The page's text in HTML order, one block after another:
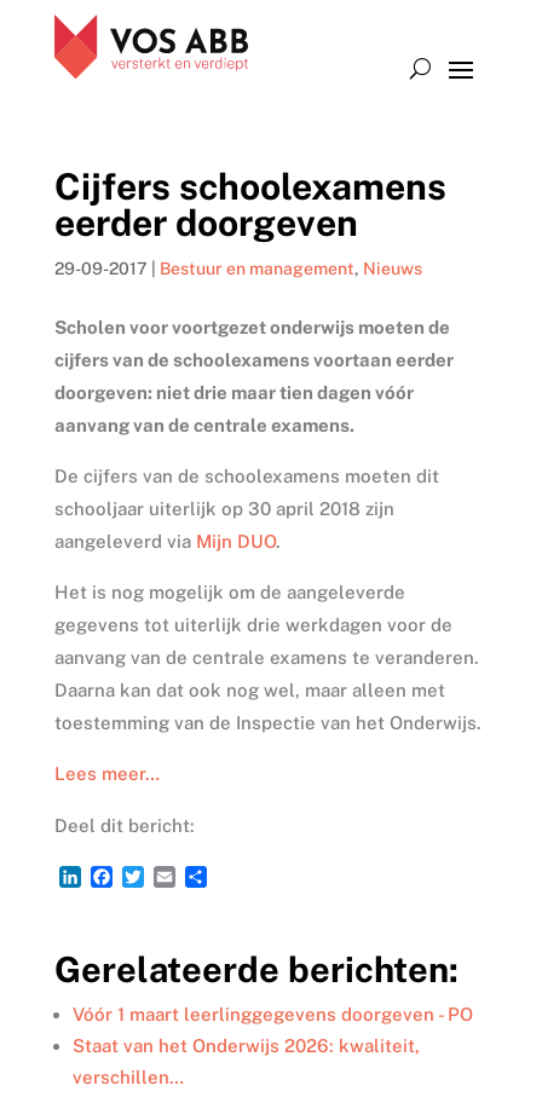
Cijfers schoolexamens
eerder doorgeven
29-09-2017 Bestuur en management, Nieuws
Scholen voor voortgezet onderwijs moeten de
cijfers van de schoolexamens voortaan eerder
doorgeven: niet drie maar tien dagen vóór
aanvang van de centrale examens.
De cijfers van de schoolexamens moeten dit
schooljaar uiterlijk op 30 april 2018 zijn
aangeleverd via Mijn DUO.
Het is nog mogelijk om de aangeleverde
gegevens tot uiterlijk drie werkdagen voor de
aanvang van de centrale examens te veranderen.
Daarna kan dat ook nog wel, maar alleen met
toestemming van de Inspectie van het Onderwijs.
Lees meer…
Deel dit bericht:
L
e
d
I
n
F
b
o
o
k
T
t
e
r
E
l
D
n
Gerelateerde berichten:
Vóór 1 maart leerlinggegevens doorgeven - PO
Staat van het Onderwijs 2026: kwaliteit,
verschillen…